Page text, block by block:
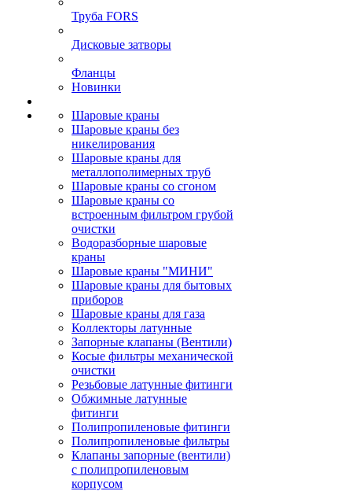
Труба FORS
Дисковые затворы
Фланцы
Новинки
Шаровые краны
Шаровые краны без
никелирования
Шаровые краны для
металлополимерных труб
Шаровые краны со сгоном
Шаровые краны со
встроенным фильтром грубой
очистки
Водоразборные шаровые
краны
Шаровые краны "МИНИ"
Шаровые краны для бытовых
приборов
Шаровые краны для газа
Коллекторы латунные
Запорные клапаны (Вентили)
Косые фильтры механической
очистки
Резьбовые латунные фитинги
Обжимные латунные
фитинги
Полипропиленовые фитинги
Полипропиленовые фильтры
Клапаны запорные (вентили)
с полипропиленовым
корпусом